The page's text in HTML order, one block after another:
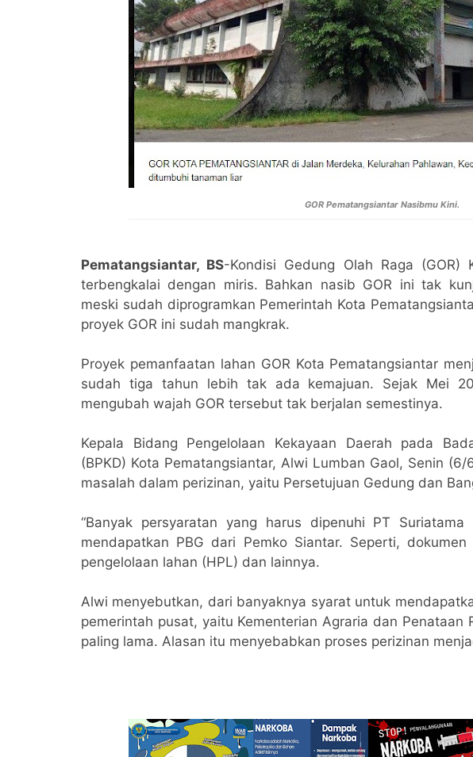
GOR Pematangsiantar Nasibmu Kini.
Pematangsiantar, BS-Kondisi Gedung Olah Raga (GOR)
terbengkalai dengan miris. Bahkan nasib GOR ini tak
meski sudah diprogramkan Pemerintah Kota
proyek GOR ini sudah mangkrak.
Proyek pemanfaatan lahan GOR Kota Pematangsiantar
sudah tiga tahun lebih tak ada kemajuan. Sejak Mei
mengubah wajah GOR tersebut tak berjalan semestinya.
Kepala Bidang Pengelolaan Kekayaan Daerah pada
(BPKD) Kota Pematangsiantar, Alwi Lumban Gaol, Senin
masalah dalam perizinan, yaitu Persetujuan Gedung dan
“Banyak persyaratan yang harus dipenuhi PT
mendapatkan PBG dari Pemko Siantar. Seperti,
pengelolaan lahan (HPL) dan lainnya.
Alwi menyebutkan, dari banyaknya syarat untuk
pemerintah pusat, yaitu Kementerian Agraria dan Penataan
paling lama. Alasan itu menyebabkan proses perizinan